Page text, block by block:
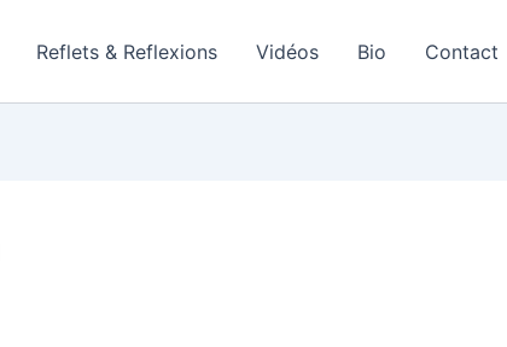
Reflets & Reflexions Vidéos Bio Contact